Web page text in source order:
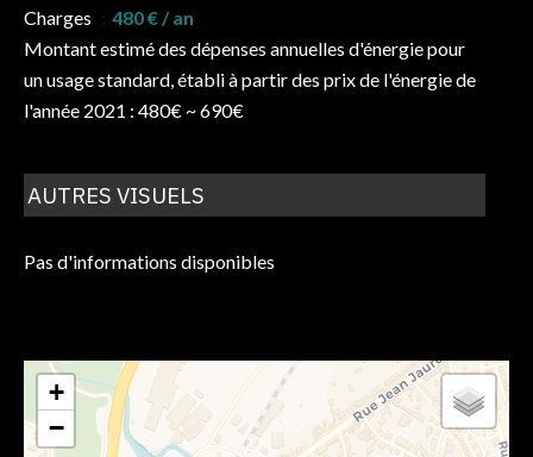
Charges
480 € / an
Montant estimé des dépenses annuelles d'énergie pour
un usage standard, établi à partir des prix de l'énergie de
l'année 2021 : 480€ ~ 690€
AUTRES VISUELS
Pas d'informations disponibles
+
−